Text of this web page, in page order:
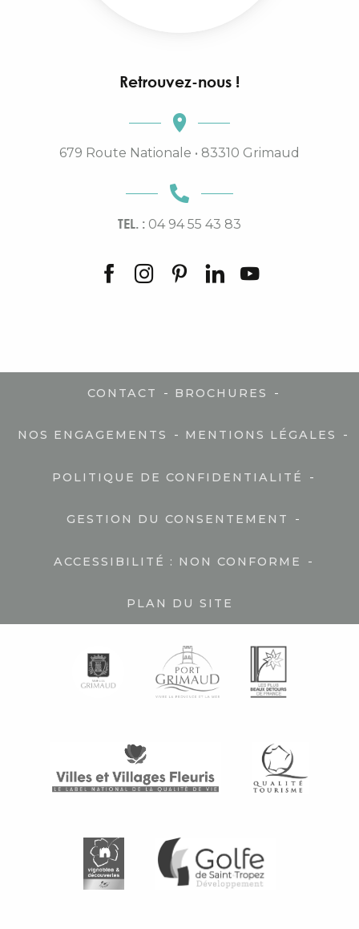
Retrouvez-nous !
679 Route Nationale • 83310 Grimaud
TEL. : 04 94 55 43 83
CONTACT - BROCHURES -
NOS ENGAGEMENTS - MENTIONS LÉGALES -
POLITIQUE DE CONFIDENTIALITÉ -
GESTION DU CONSENTEMENT -
ACCESSIBILITÉ : NON CONFORME -
PLAN DU SITE